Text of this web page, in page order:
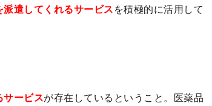
遣してくれるサービスを積極的に活用して
サービスが存在しているということ。医薬品